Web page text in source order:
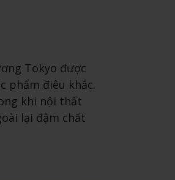
Tokyo được
phẩm điêu khắc.
khi nội thất
lại đậm chất